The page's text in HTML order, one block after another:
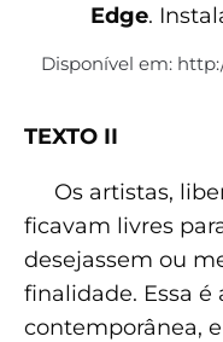
Edge.
Disponível em:
TEXTO II
Os artistas,
ficavam livres
desejassem ou
finalidade. Essa é
contemporânea,